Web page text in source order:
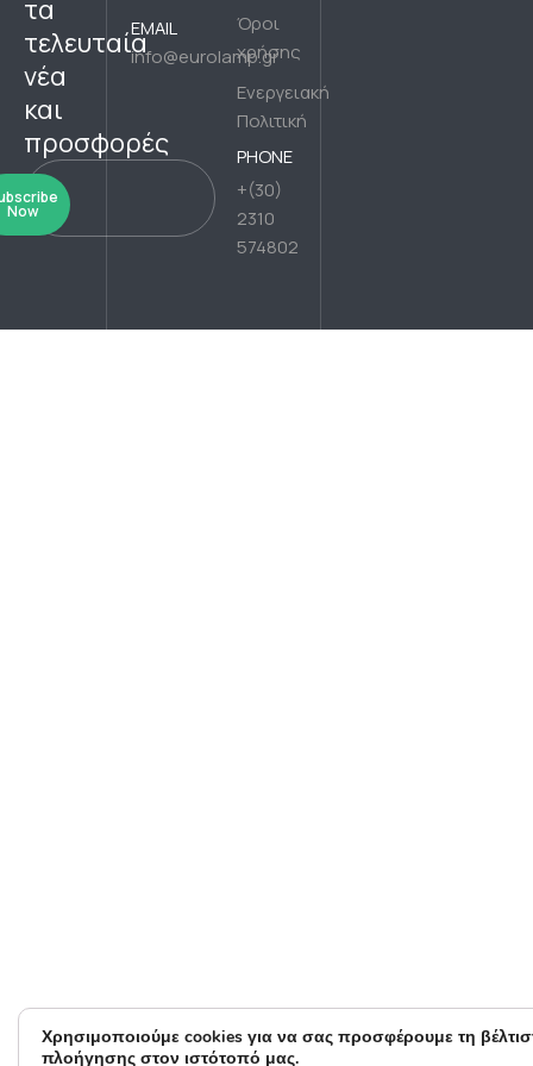
τα
τελευταία
νέα
και
προσφορές
Now
EMAIL
info@eurolamp.gr
Όροι
χρήσης
Ενεργειακή
Πολιτική
PHONE
+(30)
2310
574802
Χρησιμοποιούμε cookies για να σας προσφέρουμε τη
πλοήγησης στον ιστότοπό μας.